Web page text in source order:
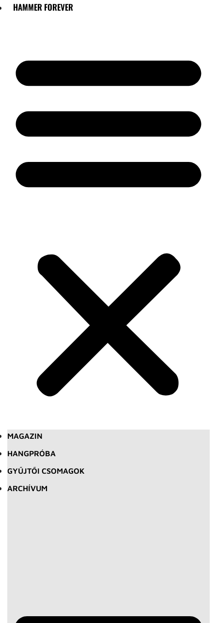
HAMMER FOREVER
MAGAZIN
HANGPRÓBA
GYŰJTŐI CSOMAGOK
ARCHÍVUM